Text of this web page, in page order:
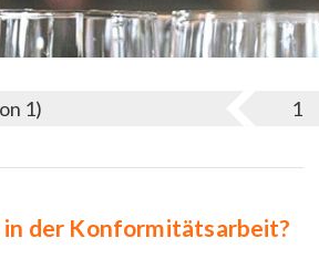
1) 1
der Konformitätsarbeit?